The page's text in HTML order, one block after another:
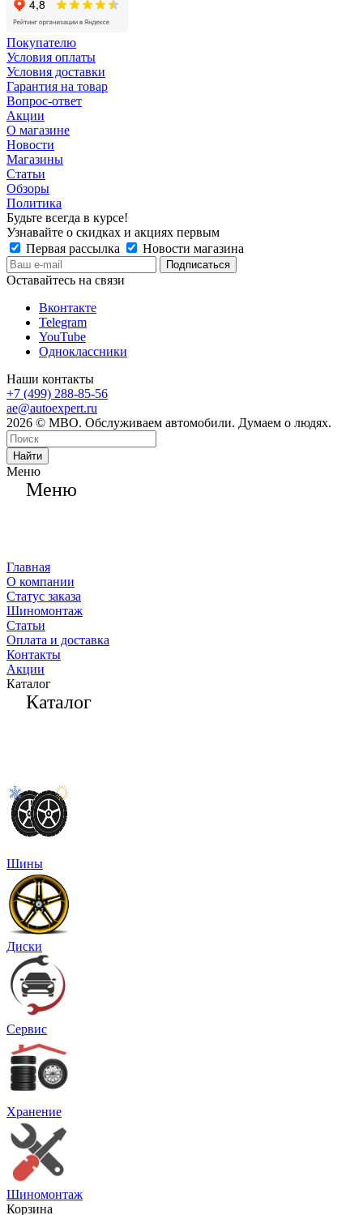
Покупателю
Условия оплаты
Условия доставки
Гарантия на товар
Вопрос-ответ
Акции
О магазине
Новости
Магазины
Статьи
Обзоры
Политика
Будьте всегда в курсе!
Узнавайте о скидках и акциях первым
Первая рассылка
Новости магазина
Оставайтесь на связи
Вконтакте
Telegram
YouTube
Одноклассники
Наши контакты
+7 (499) 288-85-56
ae@autoexpert.ru
2026 © МВО. Обслуживаем автомобили. Думаем о людях.
Найти
Меню
Меню
Главная
О компании
Статус заказа
Шиномонтаж
Статьи
Оплата и доставка
Контакты
Акции
Каталог
Каталог
Шины
Диски
Сервис
Хранение
Шиномонтаж
Корзина